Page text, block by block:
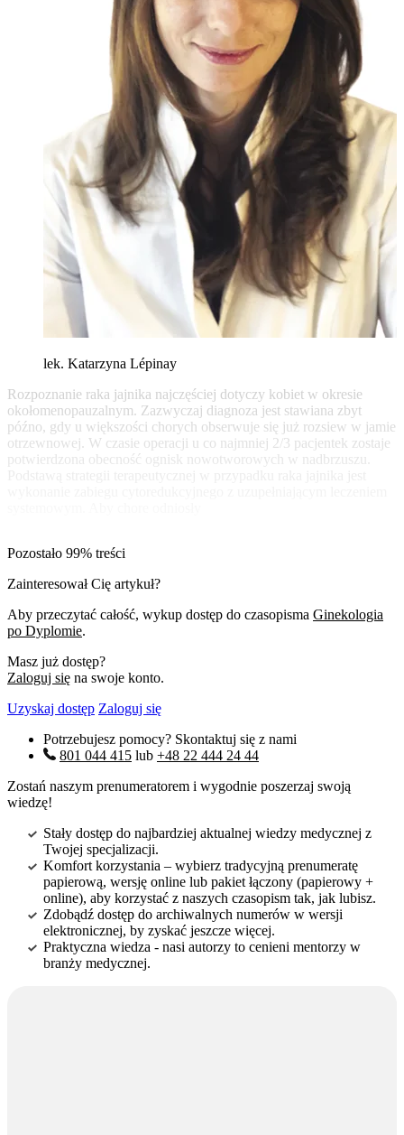
lek. Katarzyna Lépinay
Rozpoznanie raka jajnika najczęściej dotyczy kobiet w okresie
okołomenopauzalnym. Zazwyczaj diagnoza jest stawiana zbyt
późno, gdy u większości chorych obserwuje się już rozsiew w jamie
otrzewnowej. W czasie operacji u co najmniej 2/3 pacjentek zostaje
potwierdzona obecność ognisk nowotworowych w nadbrzuszu.
Pozostało 99% treści
Zainteresował Cię artykuł?
Aby przeczytać całość, wykup dostęp do czasopisma Ginekologia
po Dyplomie.
Masz już dostęp?
Zaloguj się na swoje konto.
Uzyskaj dostęp Zaloguj się
Potrzebujesz pomocy? Skontaktuj się z nami
801 044 415 lub +48 22 444 24 44
Zostań naszym prenumeratorem i wygodnie poszerzaj swoją
wiedzę!
Stały dostęp do najbardziej aktualnej wiedzy medycznej z
Twojej specjalizacji.
Komfort korzystania – wybierz tradycyjną prenumeratę
papierową, wersję online lub pakiet łączony (papierowy +
online), aby korzystać z naszych czasopism tak, jak lubisz.
Zdobądź dostęp do archiwalnych numerów w wersji
elektronicznej, by zyskać jeszcze więcej.
Praktyczna wiedza - nasi autorzy to cenieni mentorzy w
branży medycznej.